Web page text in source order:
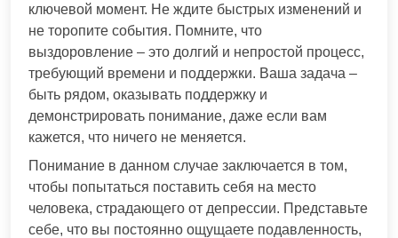
ключевой момент. Не ждите быстрых изменений и
не торопите события. Помните, что
выздоровление – это долгий и непростой процесс,
требующий времени и поддержки. Ваша задача –
быть рядом, оказывать поддержку и
демонстрировать понимание, даже если вам
кажется, что ничего не меняется.
Понимание в данном случае заключается в том,
чтобы попытаться поставить себя на место
человека, страдающего от депрессии. Представьте
себе, что вы постоянно ощущаете подавленность,